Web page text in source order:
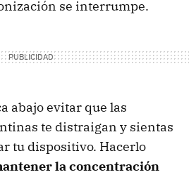
se interrumpe.
abajo evitar que las
te distraigan y sientas
tu dispositivo. Hacerlo
la concentración